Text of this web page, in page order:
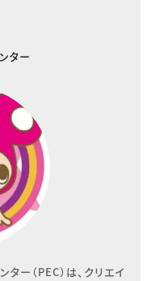
ター
ー（PEC）は、クリエイ